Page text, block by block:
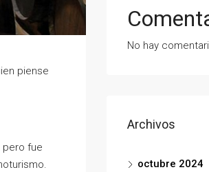
piense
pero fue
No hay
Archivos
octubre 2024